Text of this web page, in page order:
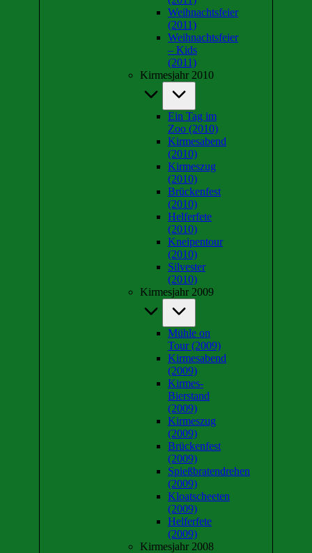
Weihnachtsfeier
(2011)
Weihnachtsfeier
– Kids
(2011)
Kirmesjahr 2010
Ein Tag im
Zoo (2010)
Kirmesabend
(2010)
Kirmeszug
(2010)
Brückenfest
(2010)
Helferfete
(2010)
Kneipentour
(2010)
Silvester
(2010)
Kirmesjahr 2009
Mühle on
Tour (2009)
Kirmesabend
(2009)
Kirmes-
Bierstand
(2009)
Kirmeszug
(2009)
Brückenfest
(2009)
Spießbratendrehen
(2009)
Kloatscheeten
(2009)
Helferfete
(2009)
Kirmesjahr 2008